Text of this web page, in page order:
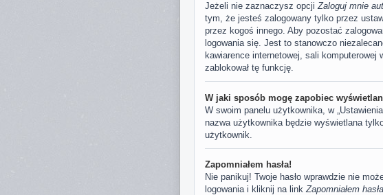
Jeżeli nie zaznaczysz opcjiZaloguj mnie
tym, że jesteś zalogowany tylko przez
przez kogoś innego. Aby pozostać
logowania się. Jest to stanowczo
kawiarence internetowej, sali
zablokował tę funkcję.
W jaki sposób mogę zapobiec
W swoim panelu użytkownika, w
nazwa użytkownika będzie wyświetlana
użytkownik.
Zapomniałem hasła!
Nie panikuj! Twoje hasło wprawdzie nie
logowania i kliknij na link Zapomniałem hasła